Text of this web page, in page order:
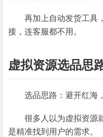
再加上自动发货工具
接，连客服都不用。
虚拟资源选品思
选品思路：避开红海
很多人以为虚拟资源
是精准找到用户的需求。